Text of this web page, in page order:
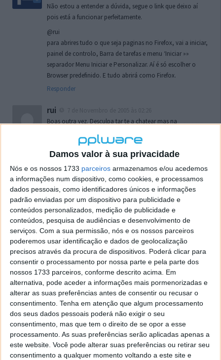
Damos valor à sua privacidade
Nós e os nossos 1733 parceiros armazenamos e/ou acedemos
a informações num dispositivo, como cookies, e processamos
dados pessoais, como identificadores únicos e informações
padrão enviadas por um dispositivo para publicidade e
conteúdos personalizados, medição de publicidade e
conteúdos, pesquisa de audiências e desenvolvimento de
serviços. Com a sua permissão, nós e os nossos parceiros
poderemos usar identificação e dados de geolocalização
precisos através da procura de dispositivos. Poderá clicar para
consentir o processamento por nossa parte e pela parte dos
nossos 1733 parceiros, conforme descrito acima. Em
alternativa, pode aceder a informações mais pormenorizadas e
alterar as suas preferências antes de consentir ou recusar o
consentimento. Tenha em atenção que algum processamento
dos seus dados pessoais poderá não exigir o seu
consentimento, mas que tem o direito de se opor a esse
processamento. As suas preferências serão aplicadas apenas a
este website. Você pode alterar suas preferências ou retirar seu
consentimento a qualquer momento voltando a este site e
Não estou a entender a dúvida, segue o link que deixo aí
pois está a funcionar perfeitamente.
@rui
para abrires tudo o que seja paginas no Firefox, vai a iniciar,
painel de controlo, Barra de tarefas e menu ‘Iniciar »»
separador Menu Iniciar e Personalizar. Aí é só escolher o
Browser predefinido. E tudo abrirá como Firefox.
Responder
rui
Boas outra vez. Desculpa tar te a chatear mas na
o firefox como browser predefenido
de control tudo e nada. Tou a comecar a desesperar, ate ja
tentei apagar o explorer na tentativa de forçar o uso do
firefox mas em vao. Kaso te lembres de outra dica fico
agradecido, caso contrario obrigado a mesma
Responder
Vítor M.
7 de Novembro de 2005 às 01:39
@Reporter
Desculpa mas o link funciona. Seja como for segue por mail
o MSn Messenger 8.
Responder
Vítor M.
7 de Novembro de 2005 às 11:21
@Rui
Tens de encontrar o que te falei. Faz da seguinte maneira,
janela iniciar e no topo dessa janela com o botão direito do
rato faz propriedades. Depois no separador Menu ‘Iniciar’
clica no botão ‘Personalizar’ aí encontrarás no separador
geral a opção para escolheres o Browser com que queres